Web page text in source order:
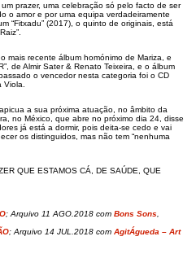
prazer, uma celebração só pelo facto de ser
o amor e por uma equipa verdadeiramente
“Fitxadu” (2017), o quinto de originais, está
mais recente álbum homónimo de Mariza, e
de Almir Sater & Renato Teixeira, e o álbum
o vencedor nesta categoria foi o CD
Viola.
a sua próxima atuação, no âmbito da
no México, que abre no próximo dia 24, disse
já está a dormir, pois deita-se cedo e vai
os distinguidos, mas não tem “nenhuma
QUE ESTAMOS CÁ, DE SAÚDE, QUE
; Arquivo 11 AGO.2018 com Bons Sons
; Arquivo 14 JUL.2018 com AgitÁgueda – Art